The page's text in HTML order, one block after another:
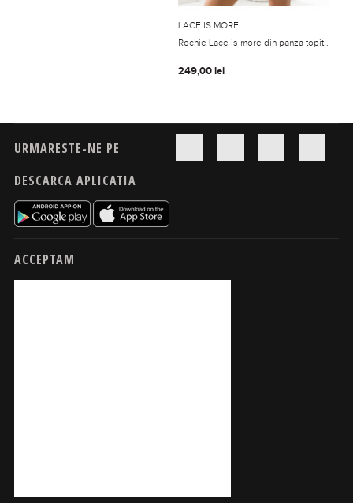
LACE IS MORE
Rochie Lace is more din panza topit..
249,00lei
URMARESTE-NE PE
DESCARCA APLICATIA
ACCEPTAM